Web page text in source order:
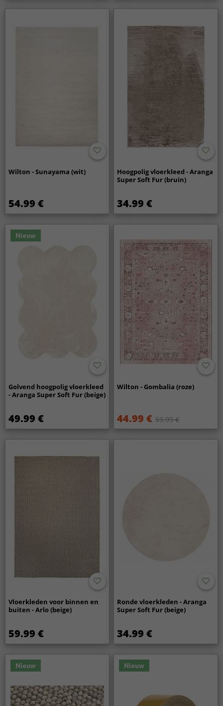
Wilton - Sunayama (wit)
54.99 €
Hoogpolig vloerkleed - Aranga
Super Soft Fur (bruin)
34.99 €
Nieuw
Golvend hoogpolig vloerkleed
- Aranga Super Soft Fur (beige)
49.99 €
Wilton - Gombalia (roze)
44.99 € 59.99 €
Vloerkleden voor binnen en
buiten - Arlo (beige)
59.99 €
Ronde vloerkleden - Aranga
Super Soft Fur (beige)
34.99 €
Nieuw Nieuw